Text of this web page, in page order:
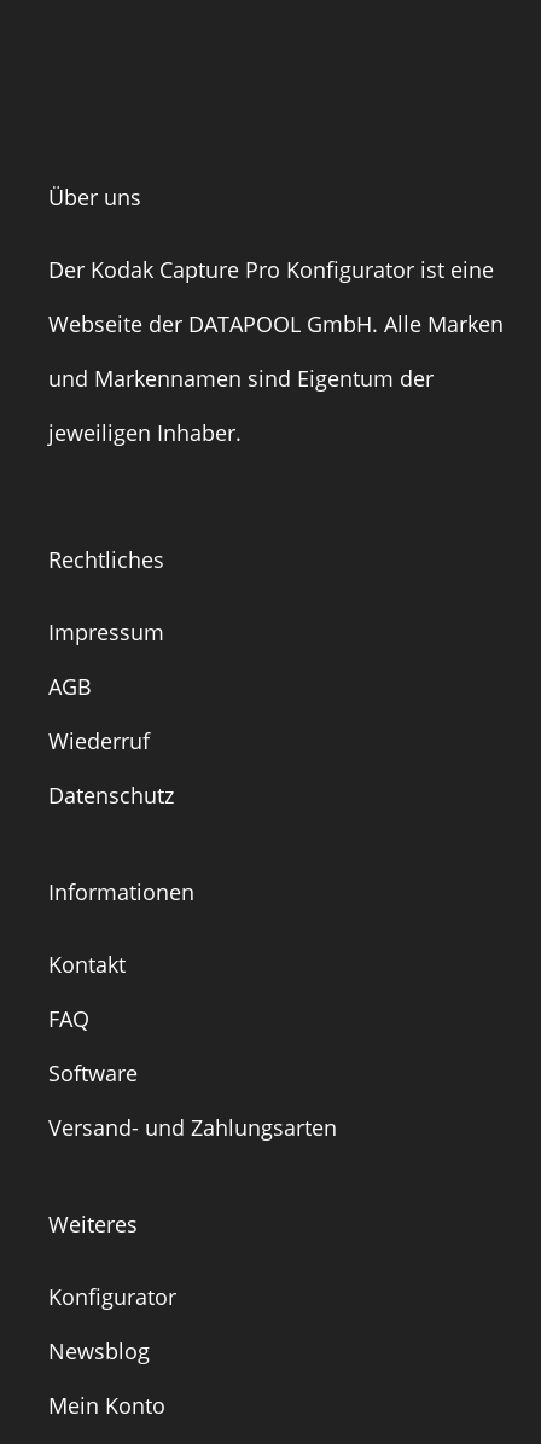
Über uns
Der Kodak Capture Pro Konfigurator ist eine
Webseite der DATAPOOL GmbH. Alle Marken
und Markennamen sind Eigentum der
jeweiligen Inhaber.
Rechtliches
Impressum
AGB
Wiederruf
Datenschutz
Informationen
Kontakt
FAQ
Software
Versand- und Zahlungsarten
Weiteres
Konfigurator
Newsblog
Mein Konto